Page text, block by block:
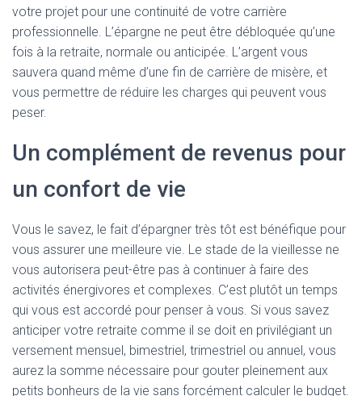
votre projet pour une continuité de votre carrière
professionnelle. L’épargne ne peut être débloquée qu’une
fois à la retraite, normale ou anticipée. L’argent vous
sauvera quand même d’une fin de carrière de misère, et
vous permettre de réduire les charges qui peuvent vous
peser.
Un complément de revenus pour
un confort de vie
Vous le savez, le fait d’épargner très tôt est bénéfique pour
vous assurer une meilleure vie. Le stade de la vieillesse ne
vous autorisera peut-être pas à continuer à faire des
activités énergivores et complexes. C’est plutôt un temps
qui vous est accordé pour penser à vous. Si vous savez
anticiper votre retraite comme il se doit en privilégiant un
versement mensuel, bimestriel, trimestriel ou annuel, vous
aurez la somme nécessaire pour gouter pleinement aux
petits bonheurs de la vie sans forcément calculer le budget.